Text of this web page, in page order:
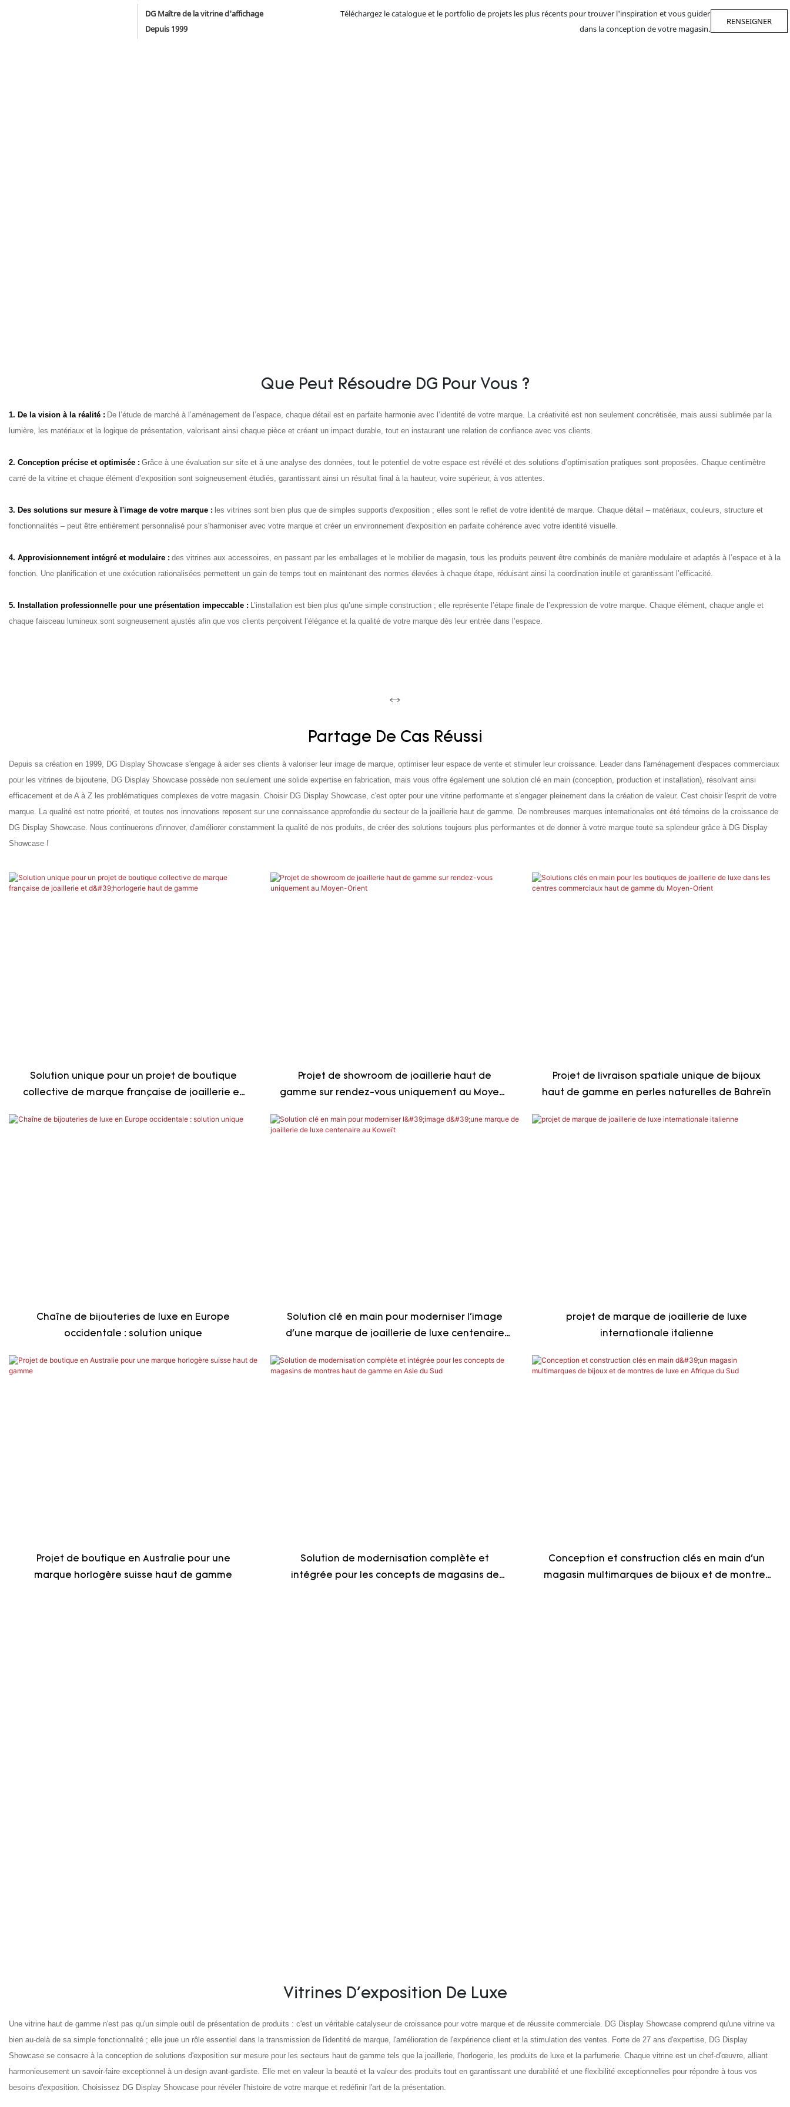
DG Maître de la vitrine d'affichage
Depuis 1999
Téléchargez le catalogue et le portfolio de projets les plus récents pour trouver l'inspiration et vous guider
dans la conception de votre magasin.
RENSEIGNER
Que Peut Résoudre DG Pour Vous ?
1. De la vision à la réalité : De l’étude de marché à l’aménagement de l’espace, chaque détail est en parfaite harmonie avec l’identité de votre marque. La créativité est non seulement concrétisée, mais aussi sublimée par la
lumière, les matériaux et la logique de présentation, valorisant ainsi chaque pièce et créant un impact durable, tout en instaurant une relation de confiance avec vos clients.
2. Conception précise et optimisée : Grâce à une évaluation sur site et à une analyse des données, tout le potentiel de votre espace est révélé et des solutions d’optimisation pratiques sont proposées. Chaque centimètre
carré de la vitrine et chaque élément d’exposition sont soigneusement étudiés, garantissant ainsi un résultat final à la hauteur, voire supérieur, à vos attentes.
3. Des solutions sur mesure à l'image de votre marque : les vitrines sont bien plus que de simples supports d'exposition ; elles sont le reflet de votre identité de marque. Chaque détail – matériaux, couleurs, structure et
fonctionnalités – peut être entièrement personnalisé pour s'harmoniser avec votre marque et créer un environnement d'exposition en parfaite cohérence avec votre identité visuelle.
4. Approvisionnement intégré et modulaire : des vitrines aux accessoires, en passant par les emballages et le mobilier de magasin, tous les produits peuvent être combinés de manière modulaire et adaptés à l’espace et à la
fonction. Une planification et une exécution rationalisées permettent un gain de temps tout en maintenant des normes élevées à chaque étape, réduisant ainsi la coordination inutile et garantissant l’efficacité.
5. Installation professionnelle pour une présentation impeccable :
L’installation est bien plus qu’une simple construction ; elle représente l’étape finale de l’expression de votre marque. Chaque élément, chaque angle et
chaque faisceau lumineux sont soigneusement ajustés afin que vos clients perçoivent l’élégance et la qualité de votre marque dès leur entrée dans l’espace.
Partage De Cas Réussi
Depuis sa création en 1999, DG Display Showcase s'engage à aider ses clients à valoriser leur image de marque, optimiser leur espace de vente et stimuler leur croissance. Leader dans l'aménagement d'espaces commerciaux
pour les vitrines de bijouterie, DG Display Showcase possède non seulement une solide expertise en fabrication, mais vous offre également une solution clé en main (conception, production et installation), résolvant ainsi
efficacement et de A à Z les problématiques complexes de votre magasin. Choisir DG Display Showcase, c'est opter pour une vitrine performante et s'engager pleinement dans la création de valeur. C'est choisir l'esprit de votre
marque. La qualité est notre priorité, et toutes nos innovations reposent sur une connaissance approfondie du secteur de la joaillerie haut de gamme. De nombreuses marques internationales ont été témoins de la croissance de
DG Display Showcase. Nous continuerons d'innover, d'améliorer constamment la qualité de nos produits, de créer des solutions toujours plus performantes et de donner à votre marque toute sa splendeur grâce à DG Display
Showcase !
Solution unique pour un projet de boutique
collective de marque française de joaillerie et
Projet de showroom de joaillerie haut de
gamme sur rendez-vous uniquement au Moyen-
Projet de livraison spatiale unique de bijoux
haut de gamme en perles naturelles de Bahreïn
Chaîne de bijouteries de luxe en Europe
occidentale : solution unique
Solution clé en main pour moderniser l'image
d'une marque de joaillerie de luxe centenaire
projet de marque de joaillerie de luxe
internationale italienne
Projet de boutique en Australie pour une
marque horlogère suisse haut de gamme
Solution de modernisation complète et
intégrée pour les concepts de magasins de
Conception et construction clés en main d'un
magasin multimarques de bijoux et de montres
Vitrines D'exposition De Luxe
Une vitrine haut de gamme n'est pas qu'un simple outil de présentation de produits : c'est un véritable catalyseur de croissance pour votre marque et de réussite commerciale. DG Display Showcase comprend qu'une vitrine va
bien au-delà de sa simple fonctionnalité ; elle joue un rôle essentiel dans la transmission de l'identité de marque, l'amélioration de l'expérience client et la stimulation des ventes. Forte de 27 ans d'expertise, DG Display
Showcase se consacre à la conception de solutions d'exposition sur mesure pour les secteurs haut de gamme tels que la joaillerie, l'horlogerie, les produits de luxe et la parfumerie. Chaque vitrine est un chef-d'œuvre, alliant
harmonieusement un savoir-faire exceptionnel à un design avant-gardiste. Elle met en valeur la beauté et la valeur des produits tout en garantissant une durabilité et une flexibilité exceptionnelles pour répondre à tous vos
besoins d'exposition. Choisissez DG Display Showcase pour révéler l'histoire de votre marque et redéfinir l'art de la présentation.